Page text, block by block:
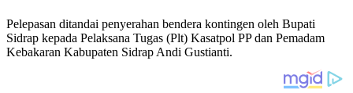
Pelepasan ditandai penyerahan bendera kontingen oleh Bupati
Sidrap kepada Pelaksana Tugas (Plt) Kasatpol PP dan Pemadam
Kebakaran Kabupaten Sidrap Andi Gustianti.